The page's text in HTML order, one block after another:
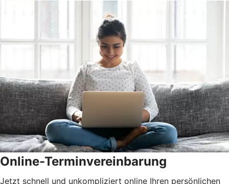
Online-Terminvereinbarung
Jetzt schnell und unkompliziert online Ihren persönlichen